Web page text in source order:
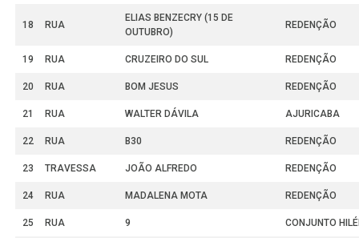
18 RUA
ELIAS BENZECRY (15 DE
OUTUBRO)
REDENÇÃO
19 RUA CRUZEIRO DO SUL REDENÇÃO
20 RUA BOM JESUS REDENÇÃO
21 RUA WALTER DÁVILA AJURICABA
22 RUA B30 REDENÇÃO
23 TRAVESSA JOÃO ALFREDO REDENÇÃO
24 RUA MADALENA MOTA REDENÇÃO
25 RUA 9 CONJUNTO